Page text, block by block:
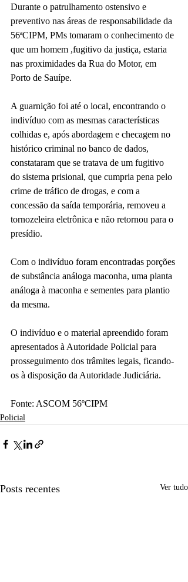
Durante o patrulhamento ostensivo e
preventivo nas áreas de responsabilidade da
56ªCIPM, PMs tomaram o conhecimento de
que um homem ,fugitivo da justiça, estaria
nas proximidades da Rua do Motor, em
Porto de Sauípe.
A guarnição foi até o local, encontrando o
indivíduo com as mesmas características
colhidas e, após abordagem e checagem no
histórico criminal no banco de dados,
constataram que se tratava de um fugitivo
do sistema prisional, que cumpria pena pelo
crime de tráfico de drogas, e com a
concessão da saída temporária, removeu a
tornozeleira eletrônica e não retornou para o
presídio.
Com o indivíduo foram encontradas porções
de substância análoga maconha, uma planta
análoga à maconha e sementes para plantio
da mesma.
O indivíduo e o material apreendido foram
apresentados à Autoridade Policial para
prosseguimento dos trâmites legais, ficando-
os à disposição da Autoridade Judiciária.
Fonte: ASCOM 56ºCIPM
Policial
Posts recentes Ver tudo